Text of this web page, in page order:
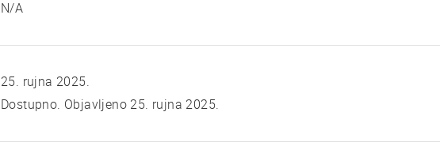
N/A
25. rujna 2025.
Dostupno. Objavljeno 25. rujna 2025.